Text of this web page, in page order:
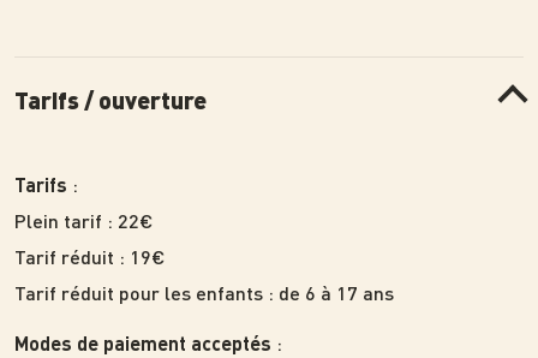
Tarifs / ouverture
Tarifs :
Plein tarif : 22€
Tarif réduit : 19€
Tarif réduit pour les enfants : de 6 à 17 ans
Modes de paiement acceptés :